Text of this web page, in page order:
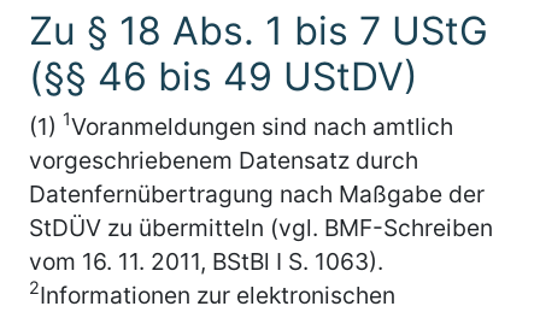
Zu § 18 Abs. 1 bis 7 UStG
(§§ 46 bis 49 UStDV)
(1) 1Voranmeldungen sind nach amtlich
vorgeschriebenem Datensatz durch
Datenfernübertragung nach Maßgabe der
StDÜV zu übermitteln (vgl. BMF-Schreiben
vom 16. 11. 2011, BStBl I S. 1063).
2Informationen zur elektronischen